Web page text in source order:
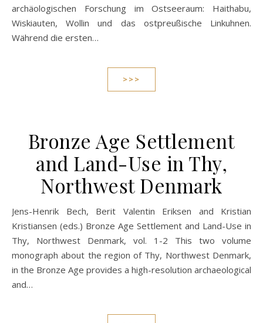
archäologischen Forschung im Ostseeraum: Haithabu,
Wiskiauten, Wollin und das ostpreußische Linkuhnen.
Während die ersten…
>>>
Bronze Age Settlement
and Land-Use in Thy,
Northwest Denmark
Jens-Henrik Bech, Berit Valentin Eriksen and Kristian
Kristiansen (eds.) Bronze Age Settlement and Land-Use in
Thy, Northwest Denmark, vol. 1-2 This two volume
monograph about the region of Thy, Northwest Denmark,
in the Bronze Age provides a high-resolution archaeological
and…